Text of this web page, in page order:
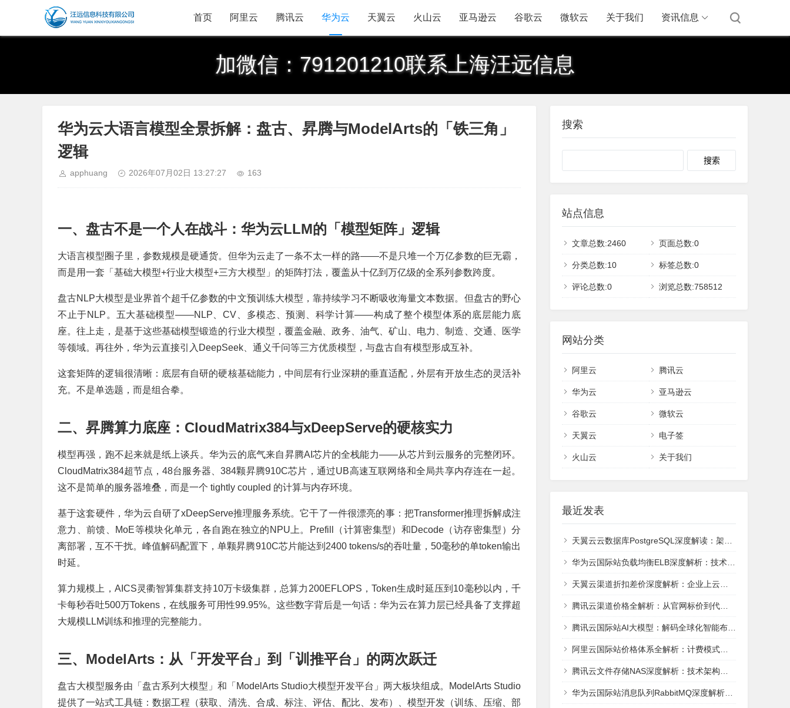
首页 阿里云 腾讯云 华为云 天翼云 火山云 亚马逊云 谷歌云 微软云 关于我们 资讯信息
加微信：791201210联系上海汪远信息
华为云大语言模型全景拆解：盘古、昇腾与ModelArts的「铁三角」
逻辑
apphuang 2026年07月02日 13:27:27 163
一、盘古不是一个人在战斗：华为云LLM的「模型矩阵」逻辑
大语言模型圈子里，参数规模是硬通货。但华为云走了一条不太一样的路——不是只堆一个万亿参数的巨无霸，
而是用一套「基础大模型+行业大模型+三方大模型」的矩阵打法，覆盖从十亿到万亿级的全系列参数跨度。
盘古NLP大模型是业界首个超千亿参数的中文预训练大模型，靠持续学习不断吸收海量文本数据。但盘古的野心
不止于NLP。五大基础模型——NLP、CV、多模态、预测、科学计算——构成了整个模型体系的底层能力底
座。往上走，是基于这些基础模型锻造的行业大模型，覆盖金融、政务、油气、矿山、电力、制造、交通、医学
等领域。再往外，华为云直接引入DeepSeek、通义千问等三方优质模型，与盘古自有模型形成互补。
这套矩阵的逻辑很清晰：底层有自研的硬核基础能力，中间层有行业深耕的垂直适配，外层有开放生态的灵活补
充。不是单选题，而是组合拳。
二、昇腾算力底座：CloudMatrix384与xDeepServe的硬核实力
模型再强，跑不起来就是纸上谈兵。华为云的底气来自昇腾AI芯片的全栈能力——从芯片到云服务的完整闭环。
CloudMatrix384超节点，48台服务器、384颗昇腾910C芯片，通过UB高速互联网络和全局共享内存连在一起。
这不是简单的服务器堆叠，而是一个 tightly coupled 的计算与内存环境。
基于这套硬件，华为云自研了xDeepServe推理服务系统。它干了一件很漂亮的事：把Transformer推理拆解成注
意力、前馈、MoE等模块化单元，各自跑在独立的NPU上。Prefill（计算密集型）和Decode（访存密集型）分
离部署，互不干扰。峰值解码配置下，单颗昇腾910C芯片能达到2400 tokens/s的吞吐量，50毫秒的单token输出
时延。
算力规模上，AICS灵衢智算集群支持10万卡级集群，总算力200EFLOPS，Token生成时延压到10毫秒以内，千
卡每秒吞吐500万Tokens，在线服务可用性99.95%。这些数字背后是一句话：华为云在算力层已经具备了支撑超
大规模LLM训练和推理的完整能力。
三、ModelArts：从「开发平台」到「训推平台」的两次跃迁
盘古大模型服务由「盘古系列大模型」和「ModelArts Studio大模型开发平台」两大板块组成。ModelArts Studio
提供了一站式工具链：数据工程（获取、清洗、合成、标注、评估、配比、发布）、模型开发（训练、压缩、部
搜索
Search
站点信息
文章总数:2460 页面总数:0
分类总数:10 标签总数:0
评论总数:0 浏览总数:758512
网站分类
阿里云 腾讯云
华为云 亚马逊云
谷歌云 微软云
天翼云 电子签
火山云 关于我们
最近发表
天翼云云数据库PostgreSQL深度解读：架构、性能与AI就绪能力全解析
华为云国际站负载均衡ELB深度解析：技术架构、选型实战与场景适配全攻略
天翼云渠道折扣差价深度解析：企业上云的成本优化路径
腾讯云渠道价格全解析：从官网标价到代理商折扣的省钱密码
腾讯云国际站AI大模型：解码全球化智能布局的云上棋局
阿里云国际站价格体系全解析：计费模式、折扣策略与成本优化指南
腾讯云文件存储NAS深度解析：技术架构、性能指标与实战选型指南
华为云国际站消息队列RabbitMQ深度解析：架构、性能与实战选型